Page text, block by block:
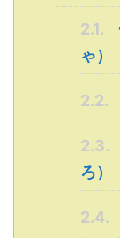
2.1.
ゃ）
2.2.
2.3.
ろ）
2.4.